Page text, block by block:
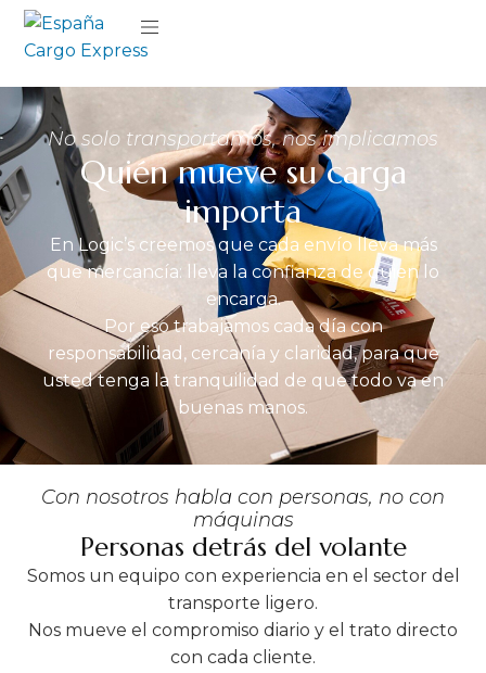
No solo transportamos, nos implicamos
Quién mueve su carga
importa
En Logic’s creemos que cada envío lleva más
que mercancía: lleva la confianza de quien lo
encarga.
Por eso trabajamos cada día con
responsabilidad, cercanía y claridad, para que
usted tenga la tranquilidad de que todo va en
buenas manos.
Con nosotros habla con personas, no con
máquinas
Personas detrás del volante
Somos un equipo con experiencia en el sector del
transporte ligero.
Nos mueve el compromiso diario y el trato directo
con cada cliente.